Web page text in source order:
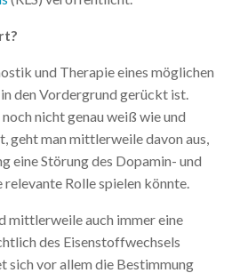
und Therapie eines möglichen
den Vordergrund gerückt ist.
nicht genau weiß wie und
geht man mittlerweile davon aus,
eine Störung des Dopamin- und
Rolle spielen könnte.
mittlerweile auch immer eine
des Eisenstoffwechsels
sich vor allem die Bestimmung